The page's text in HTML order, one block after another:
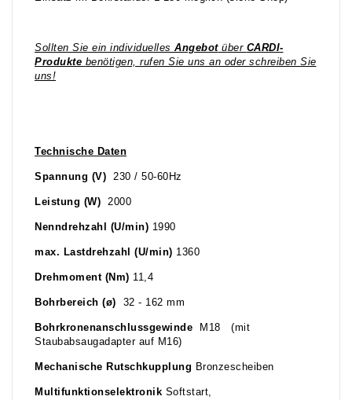
Sollten Sie ein individuelles Angebotüber CARDI-
Produkte benötigen, rufen Sie uns an oder schreiben Sie
uns!
Technische Daten
Spannung (V) 230 / 50-60Hz
Leistung (W) 2000
Nenndrehzahl (U/min) 1990
max. Lastdrehzahl (U/min) 1360
Drehmoment (Nm) 11,4
Bohrbereich (ø) 32 - 162 mm
Bohrkronenanschlussgewinde
M18 (mit
Staubabsaugadapter auf M16)
Mechanische Rutschkupplung Bronzescheiben
Multifunktionselektronik Softstart,